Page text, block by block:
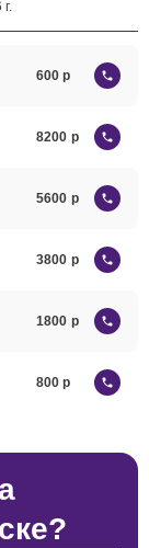
600
8200
5600
3800
1800
800